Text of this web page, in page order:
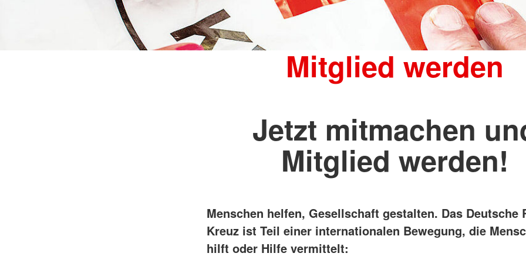
Mitglied werden
Jetzt mitmachen
Mitglied werden!
Menschen helfen, Gesellschaft gestalten. Das Deutsche
Kreuz ist Teil einer internationalen Bewegung, die
hilft oder Hilfe vermittelt: